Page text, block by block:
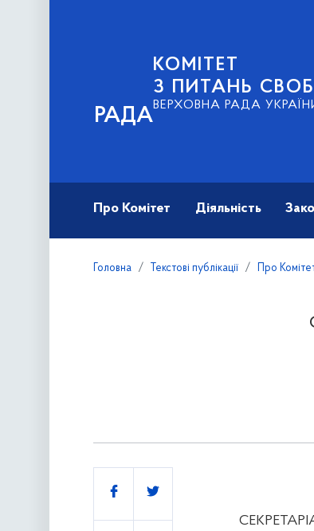
РАДА
КОМІТЕТ
З ПИТАНЬ
ВЕРХОВНА РАДА
Про Комітет Діяльність
Головна Текстові публікації Про
Поділитись